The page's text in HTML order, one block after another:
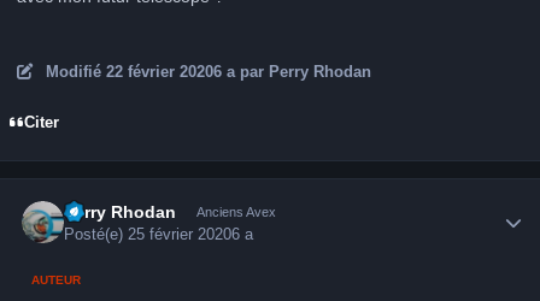
Modifié 22 février 20206 apar Perry Rhodan
Citer
Perry Rhodan Anciens Avex
Posté(e) 25 février 20206 a
AUTEUR